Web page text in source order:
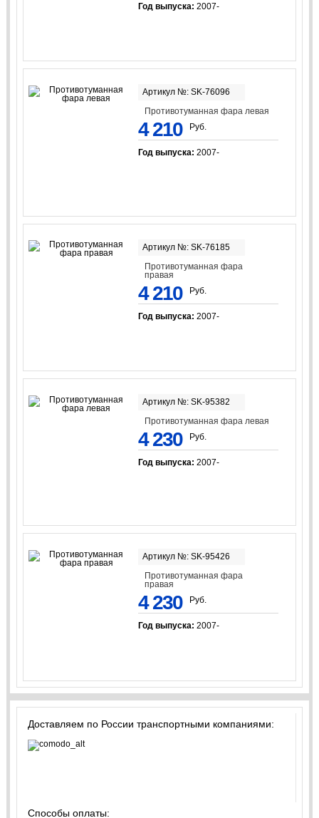
Год выпуска: 2007-
Артикул №: SK-76096
Противотуманная фара левая
4 210 Руб.
Год выпуска: 2007-
Артикул №: SK-76185
Противотуманная фара
правая
4 210 Руб.
Год выпуска: 2007-
Артикул №: SK-95382
Противотуманная фара левая
4 230 Руб.
Год выпуска: 2007-
Артикул №: SK-95426
Противотуманная фара
правая
4 230 Руб.
Год выпуска: 2007-
Доставляем по России транспортными компаниями:
Способы оплаты: